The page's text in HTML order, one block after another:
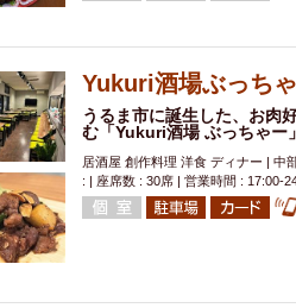
Yukuri酒場ぶっち
うるま市に誕生した、お肉
む「Yukuri酒場 ぶっちゃー」
居酒屋 創作料理 洋食 ディナー | 中
: | 座席数 : 30席 | 営業時間 : 17:00-